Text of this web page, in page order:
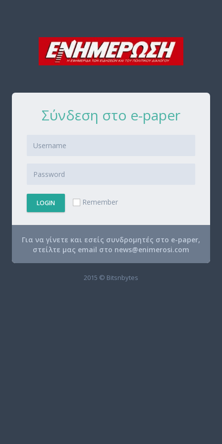
Σύνδεση στο e-paper
LOGIN Remember
Για να γίνετε και εσείς συνδρομητές στο e-paper,
στείλτε μας email στο news@enimerosi.com
2015 © Bitsnbytes